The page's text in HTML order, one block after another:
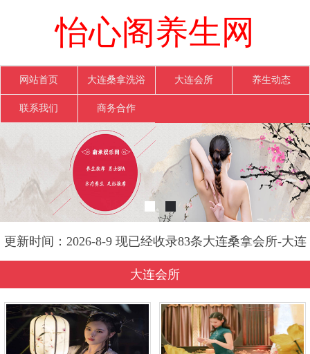
怡心阁养生网
网站首页 大连桑拿洗浴 大连会所 养生动态
联系我们 商务合作
更新时间：2026-8-9 现已经收录83条大连桑拿会所-大连
怡心阁养生网信息
大连会所